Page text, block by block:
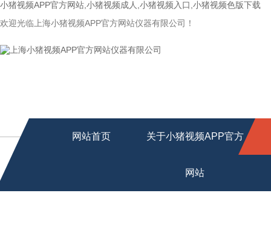
小猪视频APP官方网站,小猪视频成人,小猪视频入口,小猪视频色版下载
欢迎光临上海小猪视频APP官方网站仪器有限公司！
网站首页 关于小猪视频APP官方
网站